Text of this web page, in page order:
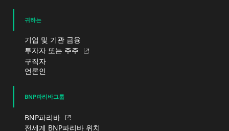
귀하는
기업 및 기관 금융
투자자 또는 주주
구직자
언론인
BNP파리바그룹
BNP파리바
전세계 BNP파리바 위치